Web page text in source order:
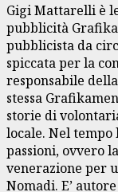
Gigi Mattarelli è
pubblicità
pubblicista da
spiccata per la
responsabile
stessa
storie di
locale. Nel
passioni, ovvero
venerazione per
Nomadi. E’